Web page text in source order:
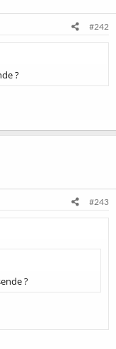
#242
?
#243
?